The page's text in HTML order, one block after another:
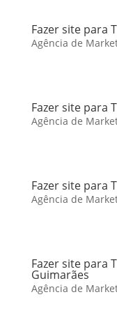
Fazer site para
Agência de
Fazer site para
Agência de
Fazer site para
Agência de
Fazer site para
Guimarães
Agência de